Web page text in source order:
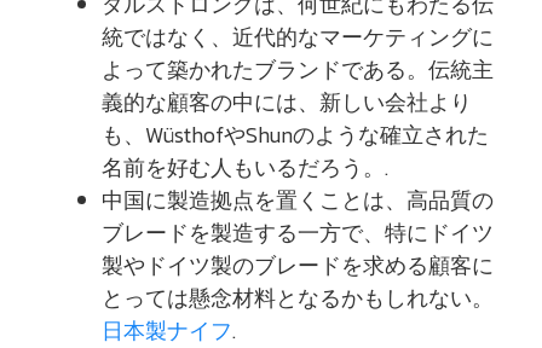
統ではなく、近代的なマーケティングに
よって築かれたブランドである。伝統主
義的な顧客の中には、新しい会社より
も、WüsthofやShunのような確立された
名前を好む人もいるだろう。.
中国に製造拠点を置くことは、高品質の
ブレードを製造する一方で、特にドイツ
製やドイツ製のブレードを求める顧客に
とっては懸念材料となるかもしれない。
日本製ナイフ.